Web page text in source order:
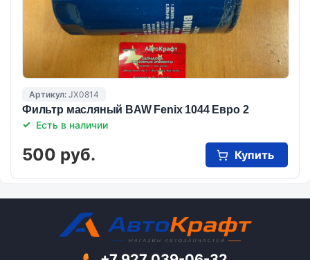
Артикул: JX0814
Фильтр масляный BAW Fenix 1044 Евро 2
Есть в наличии
500 руб. Купить